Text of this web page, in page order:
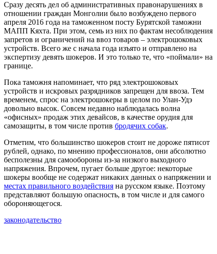
Сразу десять дел об административных правонарушениях в
отношении граждан Монголии было возбуждено первого
апреля 2016 года на таможенном посту Бурятской таможни
МАПП Кяхта. При этом, семь из них по фактам несоблюдения
запретов и ограничений на ввоз товаров – электрошоковых
устройств. Всего же с начала года изъято и отправлено на
экспертизу девять шокеров. И это только те, что «поймали» на
границе.
Пока таможня напоминает, что ряд электрошоковых
устройств и искровых разрядников запрещен для ввоза. Тем
временем, спрос на электрошокеры в целом по Улан-Удэ
довольно высок. Совсем недавно наблюдалась волна
«офисных» продаж этих девайсов, в качестве орудия для
самозащиты, в том числе против бродячих собак.
Отметим, что большинство шокеров стоит не дороже пятисот
рублей, однако, по мнению профессионалов, они абсолютно
бесполезны для самообороны из-за низкого выходного
напряжения. Впрочем, пугает больше другое: некоторые
шокеры вообще не содержат никаких данных о напряжении и
местах правильного воздействия на русском языке. Поэтому
представляют большую опасность, в том числе и для самого
обороняющегося.
законодательство